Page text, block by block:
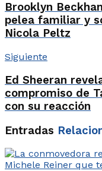
Brooklyn
pelea familiar y
Nicola Peltz
Siguiente
Ed Sheeran
compromiso de
con su reacción
Entradas